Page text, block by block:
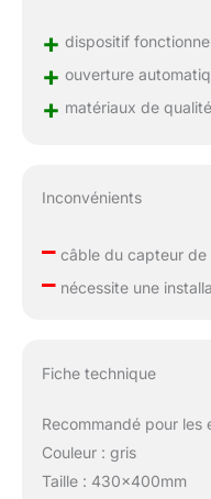
+ dispositif
+ ouverture
+ matériaux de qualité
Inconvénients
–câble du capteur de
–nécessite une
Fiche technique
Recommandé pour les
Couleur : gris
Taille : 430x400mm